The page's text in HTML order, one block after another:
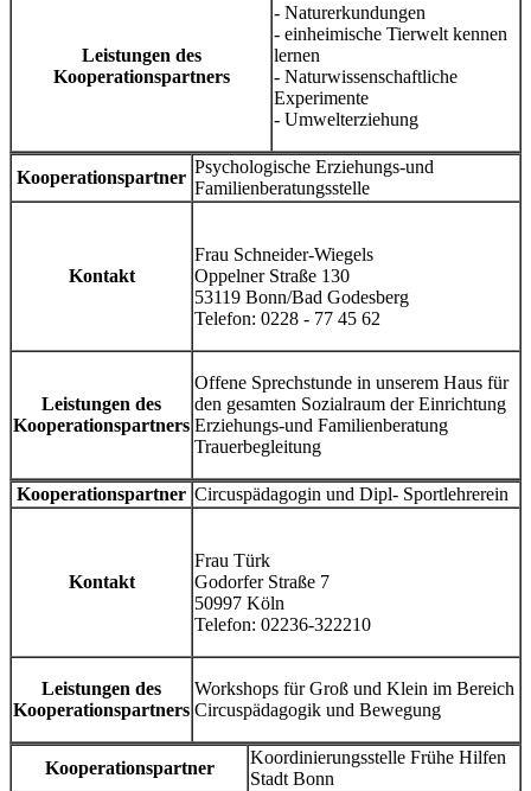
Leistungen des
Kooperationspartners
- Naturerkundungen
- einheimische Tierwelt kennen
lernen
- Naturwissenschaftliche
Experimente
- Umwelterziehung
Kooperationspartner
Psychologische Erziehungs-und
Familienberatungsstelle
Kontakt
Frau Schneider-Wiegels
Oppelner Straße 130
53119 Bonn/Bad Godesberg
Telefon: 0228 - 77 45 62
Leistungen des
Kooperationspartners
Offene Sprechstunde in unserem Haus für
den gesamten Sozialraum der Einrichtung
Erziehungs-und Familienberatung
Trauerbegleitung
Kooperationspartner Circuspädagogin und Dipl- Sportlehrerein
Kontakt
Frau Türk
Godorfer Straße 7
50997 Köln
Telefon: 02236-322210
Leistungen des
Kooperationspartners
Workshops für Groß und Klein im Bereich
Circuspädagogik und Bewegung
Kooperationspartner
Koordinierungsstelle Frühe Hilfen
Stadt Bonn